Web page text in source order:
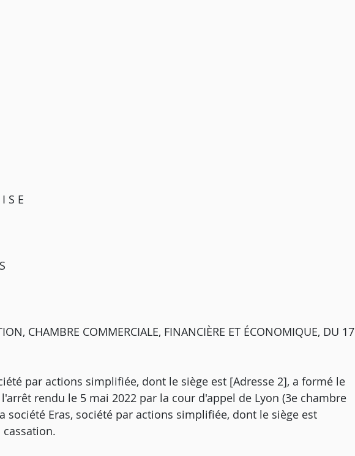
S E
CHAMBRE COMMERCIALE, FINANCIÈRE ET ÉCONOMIQUE, DU 17
par actions simplifiée, dont le siège est [Adresse 2], a formé le
rendu le 5 mai 2022 par la cour d'appel de Lyon (3e chambre
société Eras, société par actions simplifiée, dont le siège est
cassation.